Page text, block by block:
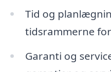
Tid og
tidsrammerne
Garanti og